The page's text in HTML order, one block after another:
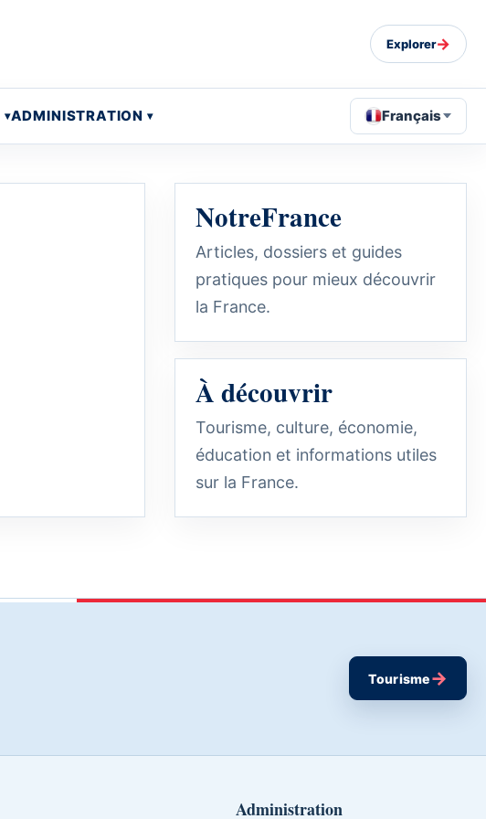
Explorer→
ADMINISTRATION Français
NotreFrance
Articles, dossiers et guides
pratiques pour mieux découvrir
la France.
À découvrir
Tourisme, culture, économie,
éducation et informations utiles
sur la France.
Tourisme→
Administration